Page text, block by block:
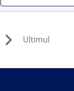
Ultimul